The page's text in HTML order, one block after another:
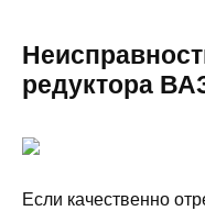
редуктора
Если качественно